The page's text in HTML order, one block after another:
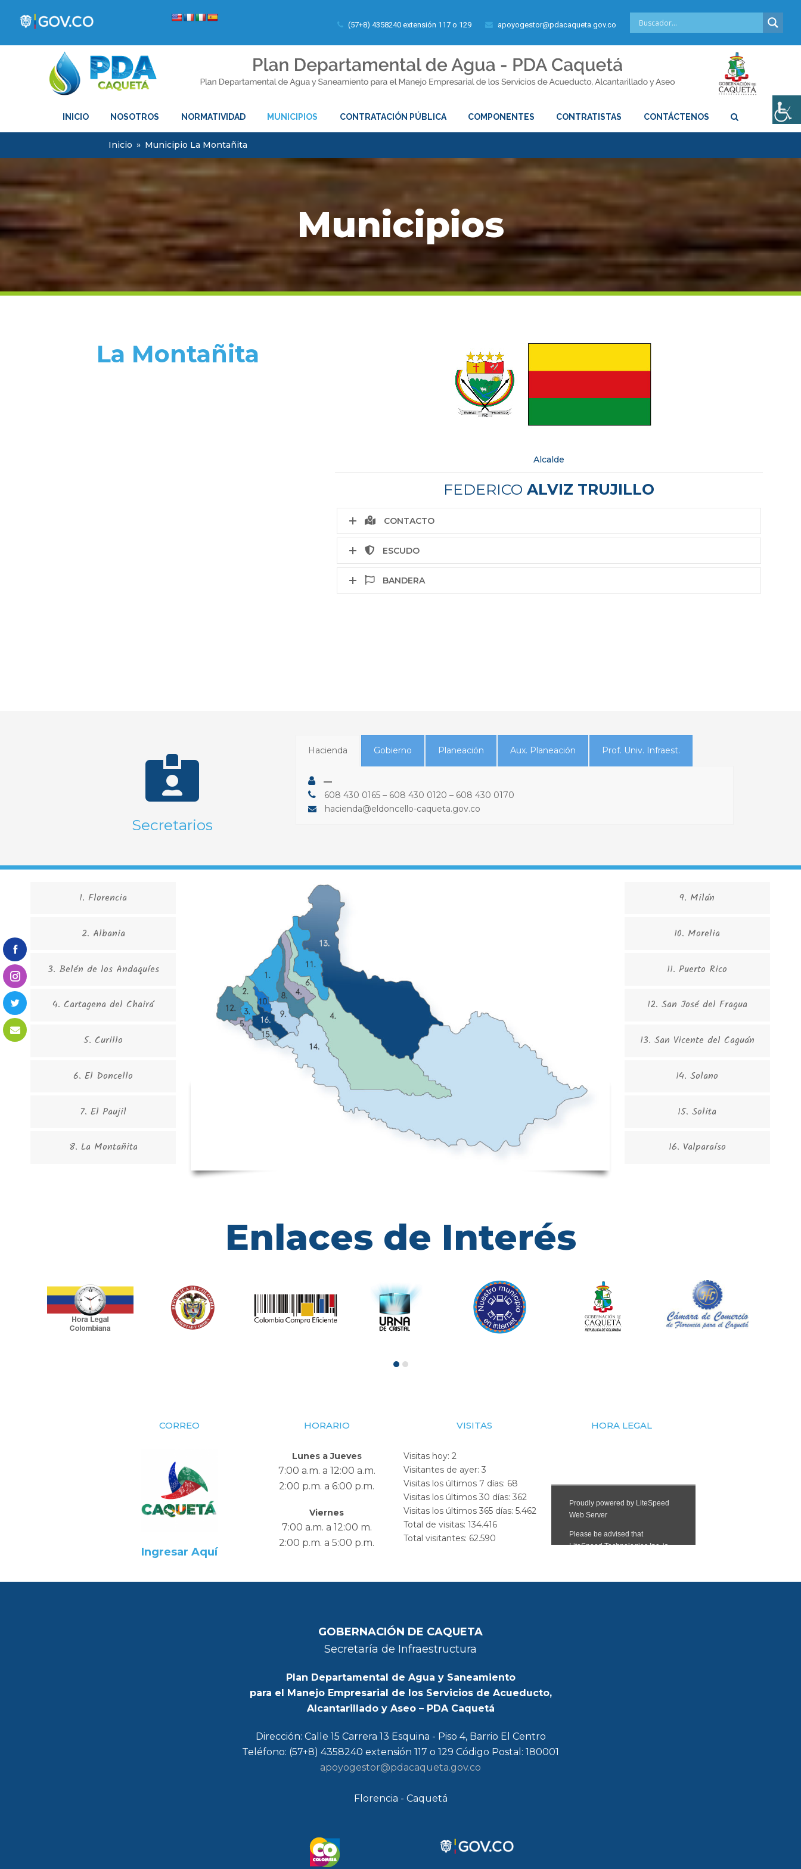
(57+8) 4358240 extensión 117 o 129 apoyogestor@pdacaqueta.gov.co
INICIO NOSOTROS NORMATIVIDAD MUNICIPIOS CONTRATACIÓN PÚBLICA COMPONENTES CONTRATISTAS CONTÁCTENOS
Inicio » Municipio La Montañita
Municipios
La Montañita
Alcalde
FEDERICOALVIZ TRUJILLO
CONTACTO
ESCUDO
BANDERA
Secretarios
Hacienda Gobierno Planeación Aux. Planeación Prof. Univ. Infraest.
—
608 430 0165 – 608 430 0120 – 608 430 0170
hacienda@eldoncello-caqueta.gov.co
1. Florencia
2. Albania
3. Belén de los Andaquíes
4. Cartagena del Chairá
5. Curillo
6. El Doncello
7. El Paujil
8. La Montañita
9. Milán
10. Morelia
11. Puerto Rico
12. San José del Fragua
13. San Vicente del Caguán
14. Solano
15. Solita
16. Valparaíso
Enlaces de Interés
CORREO
Ingresar Aquí
HORARIO
Lunes a Jueves
7:00 a.m. a 12:00 a.m.
2:00 p.m. a 6:00 p.m.
Viernes
7:00 a.m. a 12:00 m.
2:00 p.m. a 5:00 p.m.
VISITAS
Visitas hoy: 2
Visitantes de ayer: 3
Visitas los últimos 7 días: 68
Visitas los últimos 30 días: 362
Visitas los últimos 365 días: 5.462
Total de visitas: 134.416
Total visitantes: 62.590
HORA LEGAL
GOBERNACIÓN DE CAQUETA
Secretaría de Infraestructura
Plan Departamental de Agua y Saneamiento
para el Manejo Empresarial de los Servicios de Acueducto,
Alcantarillado y Aseo – PDA Caquetá
Dirección: Calle 15 Carrera 13 Esquina - Piso 4, Barrio El Centro
Teléfono: (57+8) 4358240 extensión 117 o 129 Código Postal: 180001
apoyogestor@pdacaqueta.gov.co
Florencia - Caquetá